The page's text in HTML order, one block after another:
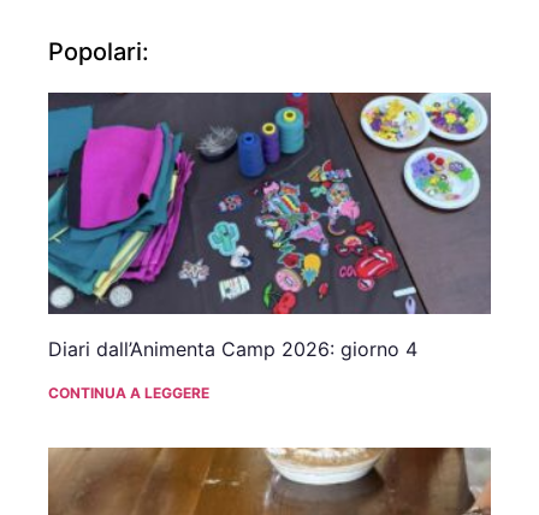
Popolari:
Diari dall’Animenta Camp 2026: giorno 4
CONTINUA A LEGGERE